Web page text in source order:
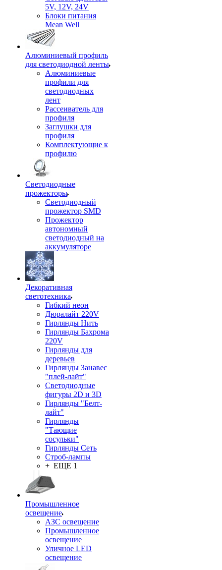
5V, 12V, 24V
Блоки питания
Mean Well
Алюминиевый профиль
для светодиодной ленты
Алюминиевые
профили для
светодиодных
лент
Рассеиватель для
профиля
Заглушки для
профиля
Комплектующие к
профилю
Светодиодные
прожекторы
Светодиодный
прожектор SMD
Прожектор
автономный
светодиодный на
аккумуляторе
Декоративная
светотехника
Гибкий неон
Дюралайт 220V
Гирлянды Нить
Гирлянды Бахрома
220V
Гирлянды для
деревьев
Гирлянды Занавес
"плей-лайт"
Светодиодные
фигуры 2D и 3D
Гирлянды "Белт-
лайт"
Гирлянды
"Тающие
сосульки"
Гирлянды Сеть
Строб-лампы
+ ЕЩЕ 1
Промышленное
освещение
АЗС освещение
Промышленное
освещение
Уличное LED
освещение